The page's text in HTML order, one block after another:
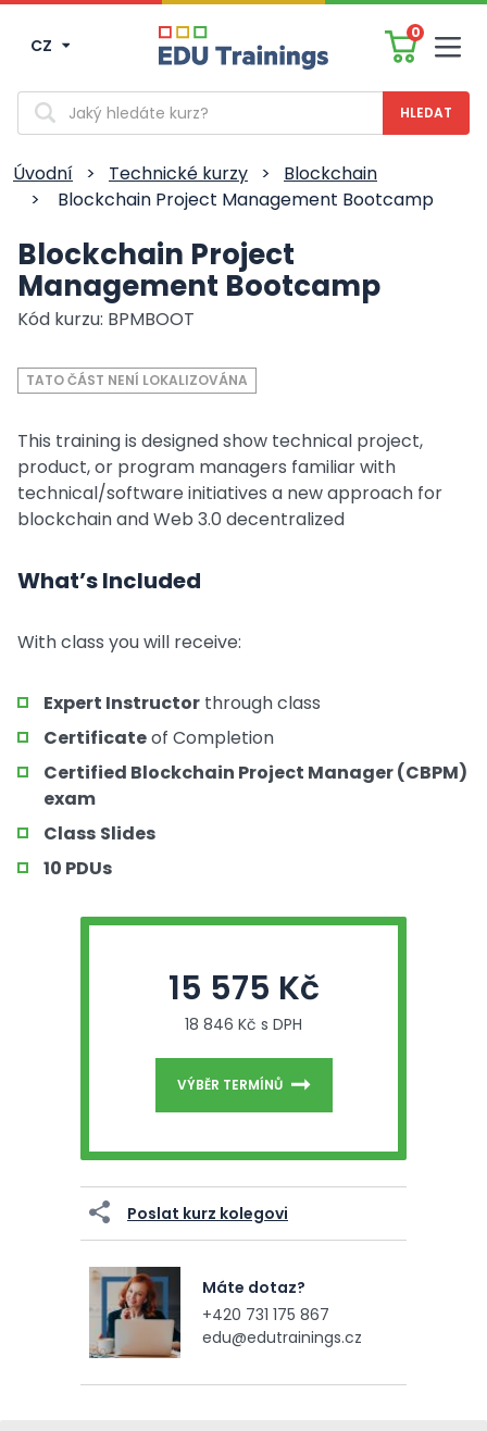
CZ
0
Vyhledávání
Úvodní > Technické kurzy >
Blockchain
>
Blockchain Project Management Bootcamp
Blockchain Project
Management Bootcamp
Kód kurzu: BPMBOOT
TATO ČÁST NENÍ LOKALIZOVÁNA
This training is designed show technical project,
product, or program managers familiar with
technical/software initiatives a new approach for
blockchain and Web 3.0 decentralized
What’s Included
With class you will receive:
Expert Instructor through class
Certificateof Completion
Certified Blockchain Project Manager (CBPM)
exam
Class Slides
10 PDUs
15 575 Kč
18 846 Kč s DPH
VÝBĚR TERMÍNŮ
Poslat kurz kolegovi
Máte dotaz?
+420 731 175 867
edu@edutrainings.cz